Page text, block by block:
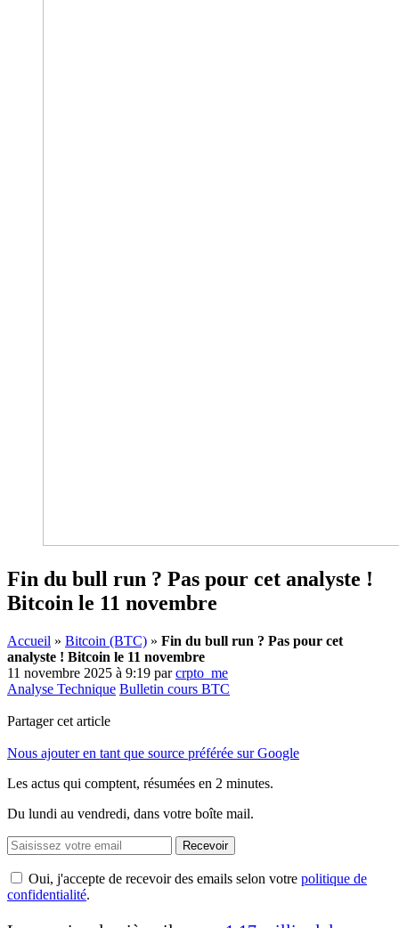
Fin du bull run ? Pas pour cet analyste !
Bitcoin le 11 novembre
Accueil » Bitcoin (BTC) » Fin du bull run ? Pas pour cet
analyste ! Bitcoin le 11 novembre
11 novembre 2025 à 9:19 parcrpto_me
Analyse Technique Bulletin cours BTC
Partager cet article
Nous ajouter en tant que source préférée sur Google
Les actus qui comptent, résumées en 2 minutes.
Du lundi au vendredi, dans votre boîte mail.
Recevoir
Oui, j'accepte de recevoir des emails selon votre politique de
confidentialité.